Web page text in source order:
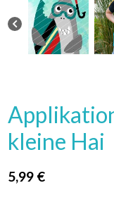
kleine Hai
5,99 €